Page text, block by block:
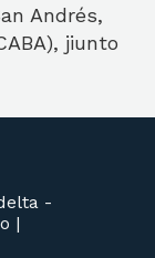
Andrés,
jiunto
-
|